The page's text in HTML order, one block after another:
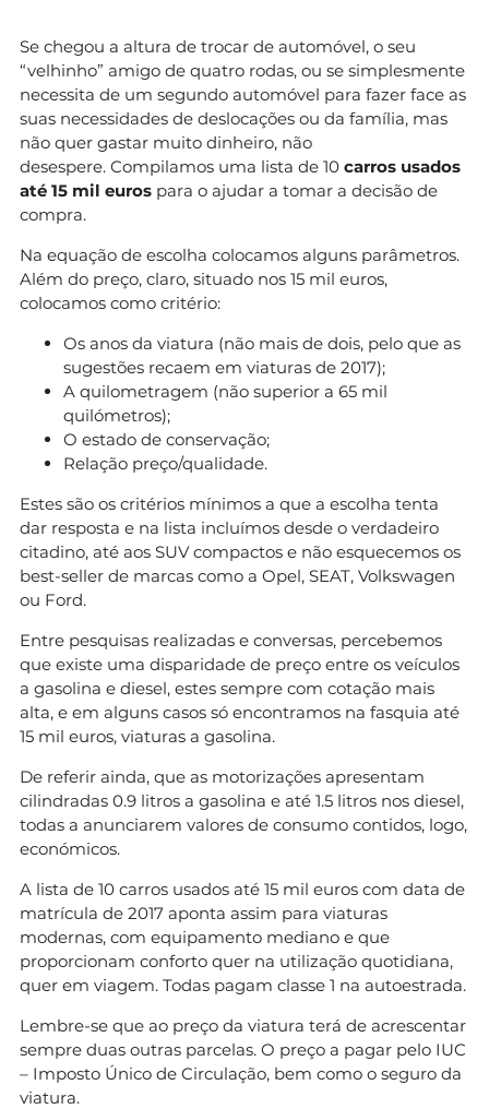
Se chegou a altura de trocar de automóvel, o seu
“velhinho” amigo de quatro rodas, ou se simplesmente
necessita de um segundo automóvel para fazer face as
suas necessidades de deslocações ou da família, mas
não quer gastar muito dinheiro, não
desespere. Compilamos uma lista de 10 carros usados
até 15 mil euros para o ajudar a tomar a decisão de
compra.
Na equação de escolha colocamos alguns parâmetros.
Além do preço, claro, situado nos 15 mil euros,
colocamos como critério:
Os anos da viatura (não mais de dois, pelo que as
sugestões recaem em viaturas de 2017);
A quilometragem (não superior a 65 mil
quilómetros);
O estado de conservação;
Relação preço/qualidade.
Estes são os critérios mínimos a que a escolha tenta
dar resposta e na lista incluímos desde o verdadeiro
citadino, até aos SUV compactos e não esquecemos os
best-seller de marcas como a Opel, SEAT, Volkswagen
ou Ford.
Entre pesquisas realizadas e conversas, percebemos
que existe uma disparidade de preço entre os veículos
a gasolina e diesel, estes sempre com cotação mais
alta, e em alguns casos só encontramos na fasquia até
15 mil euros, viaturas a gasolina.
De referir ainda, que as motorizações apresentam
cilindradas 0.9 litros a gasolina e até 1.5 litros nos diesel,
todas a anunciarem valores de consumo contidos, logo,
económicos.
A lista de 10 carros usados até 15 mil euros com data de
matrícula de 2017 aponta assim para viaturas
modernas, com equipamento mediano e que
proporcionam conforto quer na utilização quotidiana,
quer em viagem. Todas pagam classe 1 na autoestrada.
Lembre-se que ao preço da viatura terá de acrescentar
sempre duas outras parcelas. O preço a pagar pelo IUC
– Imposto Único de Circulação, bem como o seguro da
viatura.